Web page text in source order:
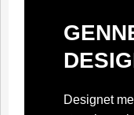
Designet